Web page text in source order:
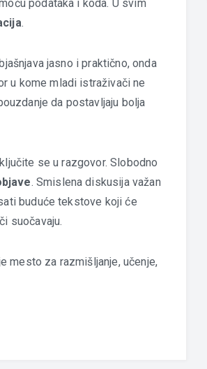
podataka i kôda. U svim
.
jasno i praktično, onda
u kome mladi istraživači ne
da postavljaju bolja
se u razgovor. Slobodno
. Smislena diskusija važan
buduće tekstove koji će
suočavaju.
mesto za razmišljanje, učenje,